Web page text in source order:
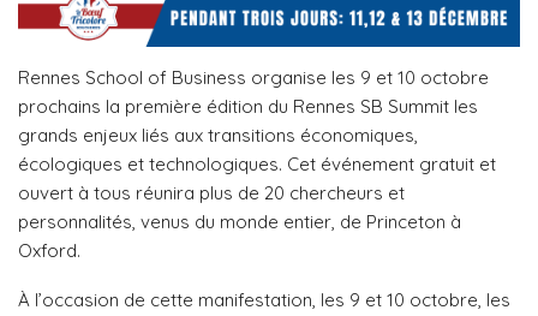
Rennes School of Business organise les 9 et 10 octobre
prochains la première édition du Rennes SB Summit les
grands enjeux liés aux transitions économiques,
écologiques et technologiques. Cet événement gratuit et
ouvert à tous réunira plus de 20 chercheurs et
personnalités, venus du monde entier, de Princeton à
Oxford.
À l’occasion de cette manifestation, les 9 et 10 octobre, les